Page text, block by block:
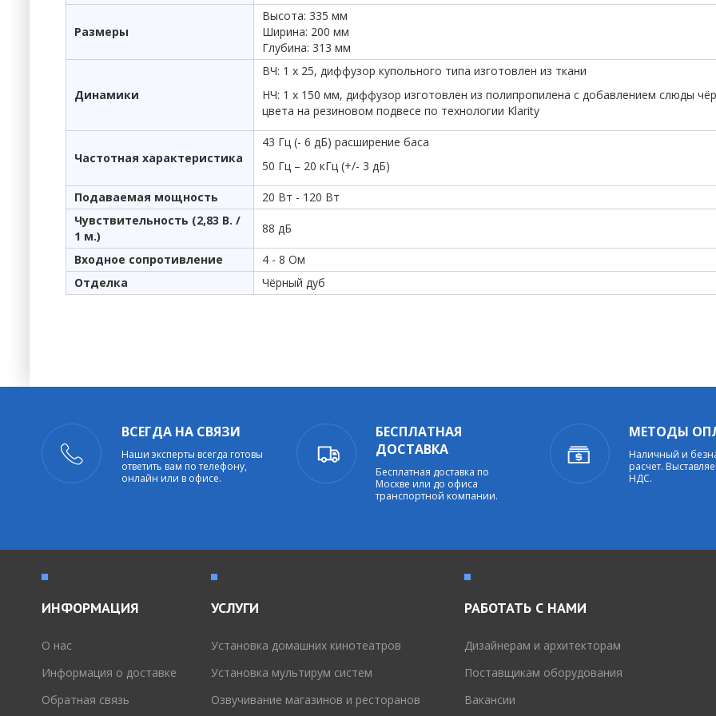
Размеры
Высота: 335 мм
Ширина: 200 мм
Глубина: 313 мм
Динамики
ВЧ: 1 х 25, диффузор купольного типа изготовлен из ткани
НЧ: 1 х 150 мм, диффузор изготовлен из полипропилена с добавлением слюды
цвета на резиновом подвесе по технологии Klarity
Частотная характеристика
43 Гц (- 6 дБ) расширение баса
50 Гц – 20 кГц (+/- 3 дБ)
Подаваемая мощность
20 Вт - 120 Вт
Чувствительность (2,83 В. /
1 м.)
88 дБ
Входное сопротивление
4 - 8 Ом
Отделка
Чёрный дуб
ВСЕГДА НА СВЯЗИ
Наши эксперты всегда готовы
ответить вам по телефону,
онлайн или в офисе.
БЕСПЛАТНАЯ
ДОСТАВКА
Бесплатная доставка по
Москве или до офиса
транспортной компании.
МЕТОДЫ
Наличный и
расчет.
НДС.
ИНФОРМАЦИЯ
O нас
Информация о доставке
Обратная связь
УСЛУГИ
Установка домашних кинотеатров
Установка мультирум систем
Озвучивание магазинов и ресторанов
РАБОТАТЬ С НАМИ
Дизайнерам и архитекторам
Поставщикам оборудования
Вакансии